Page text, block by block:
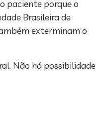
paciente porque o
Brasileira de
exterminam o
Não há possibilidade